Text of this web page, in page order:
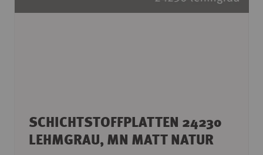
SCHICHTSTOFFPLATTEN 24230
LEHMGRAU, MN MATT NATUR